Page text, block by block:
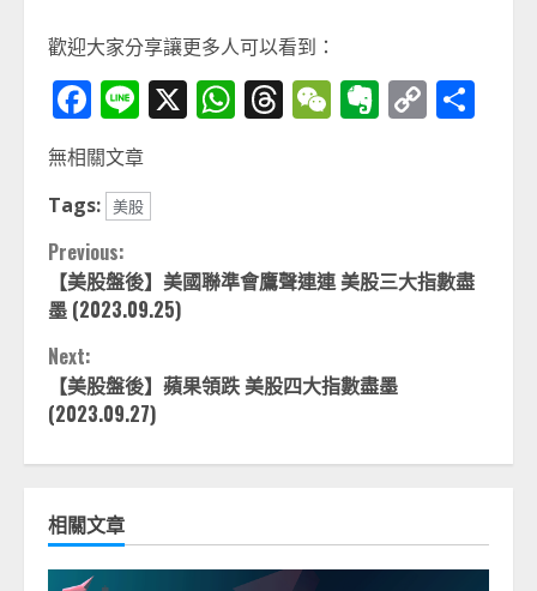
歡迎大家分享讓更多人可以看到：
Facebook
Line
X WhatsApp
Threads
WeChat
Evernote
Copy
無相關文章
Tags: 美股
Continue
Reading
Previous:
【美股盤後】美國聯準會鷹聲連連 美股三大指數盡
墨 (2023.09.25)
Next:
【美股盤後】蘋果領跌 美股四大指數盡墨
(2023.09.27)
相關文章